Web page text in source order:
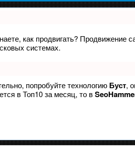
как продвигать?
системах.
попробуйте технологию Буст,
в Топ10 за месяц, то в